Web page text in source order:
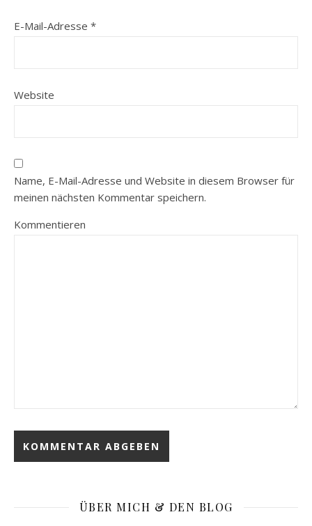
E-Mail-Adresse *
Website
Name, E-Mail-Adresse und Website in diesem Browser für
meinen nächsten Kommentar speichern.
Kommentieren
ÜBER MICH & DEN BLOG